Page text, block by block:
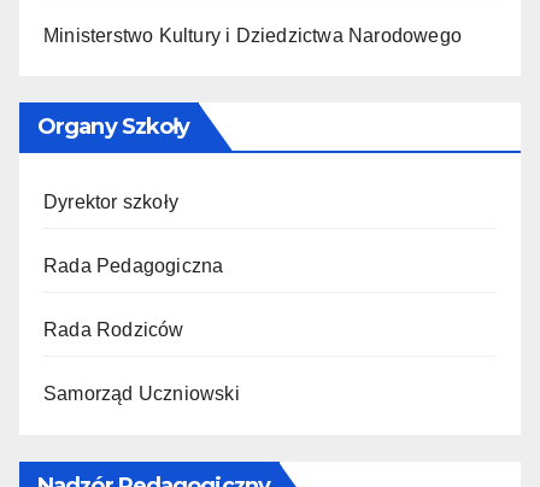
Ministerstwo Kultury i Dziedzictwa Narodowego
Organy Szkoły
Dyrektor szkoły
Rada Pedagogiczna
Rada Rodziców
Samorząd Uczniowski